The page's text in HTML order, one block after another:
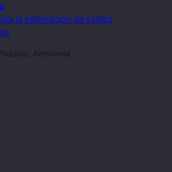
la integración de estilos
Alemania